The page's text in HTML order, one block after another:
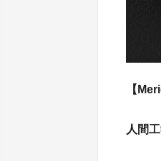
【
人間